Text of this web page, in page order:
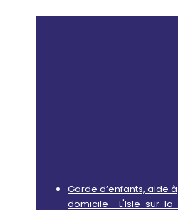
Garde d’enfants, aide à
domicile – L'Isle-sur-la-